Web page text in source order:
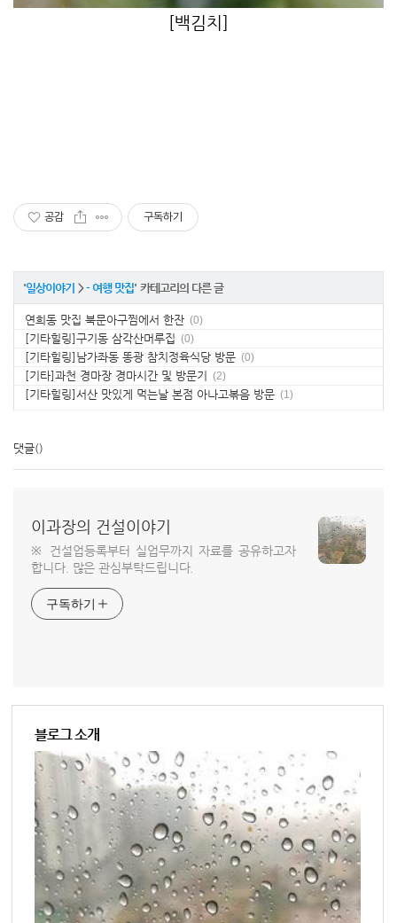
[백김치
공감 구독하기
'일상이야기 >- 여행 맛집' 카테고리의 다른 글
연희동 맛집 북문아구찜에서 한잔 (0)
[기타힐링]구기동 삼각산머루집 (0)
[기타힐링]남가좌동 똥광 참치정육식당 방문 (0)
[기타]과천 경마장 경마시간 및 방문기 (2)
[기타힐링]서산 맛있게 먹는날 본점 아나고볶음 방문 (1)
댓글()
이과장의 건설이야기
※ 건설업등록부터 실업무까지 자료를 공유하고자
합니다. 많은 관심부탁드립니다.
구독하기
블로그 소개